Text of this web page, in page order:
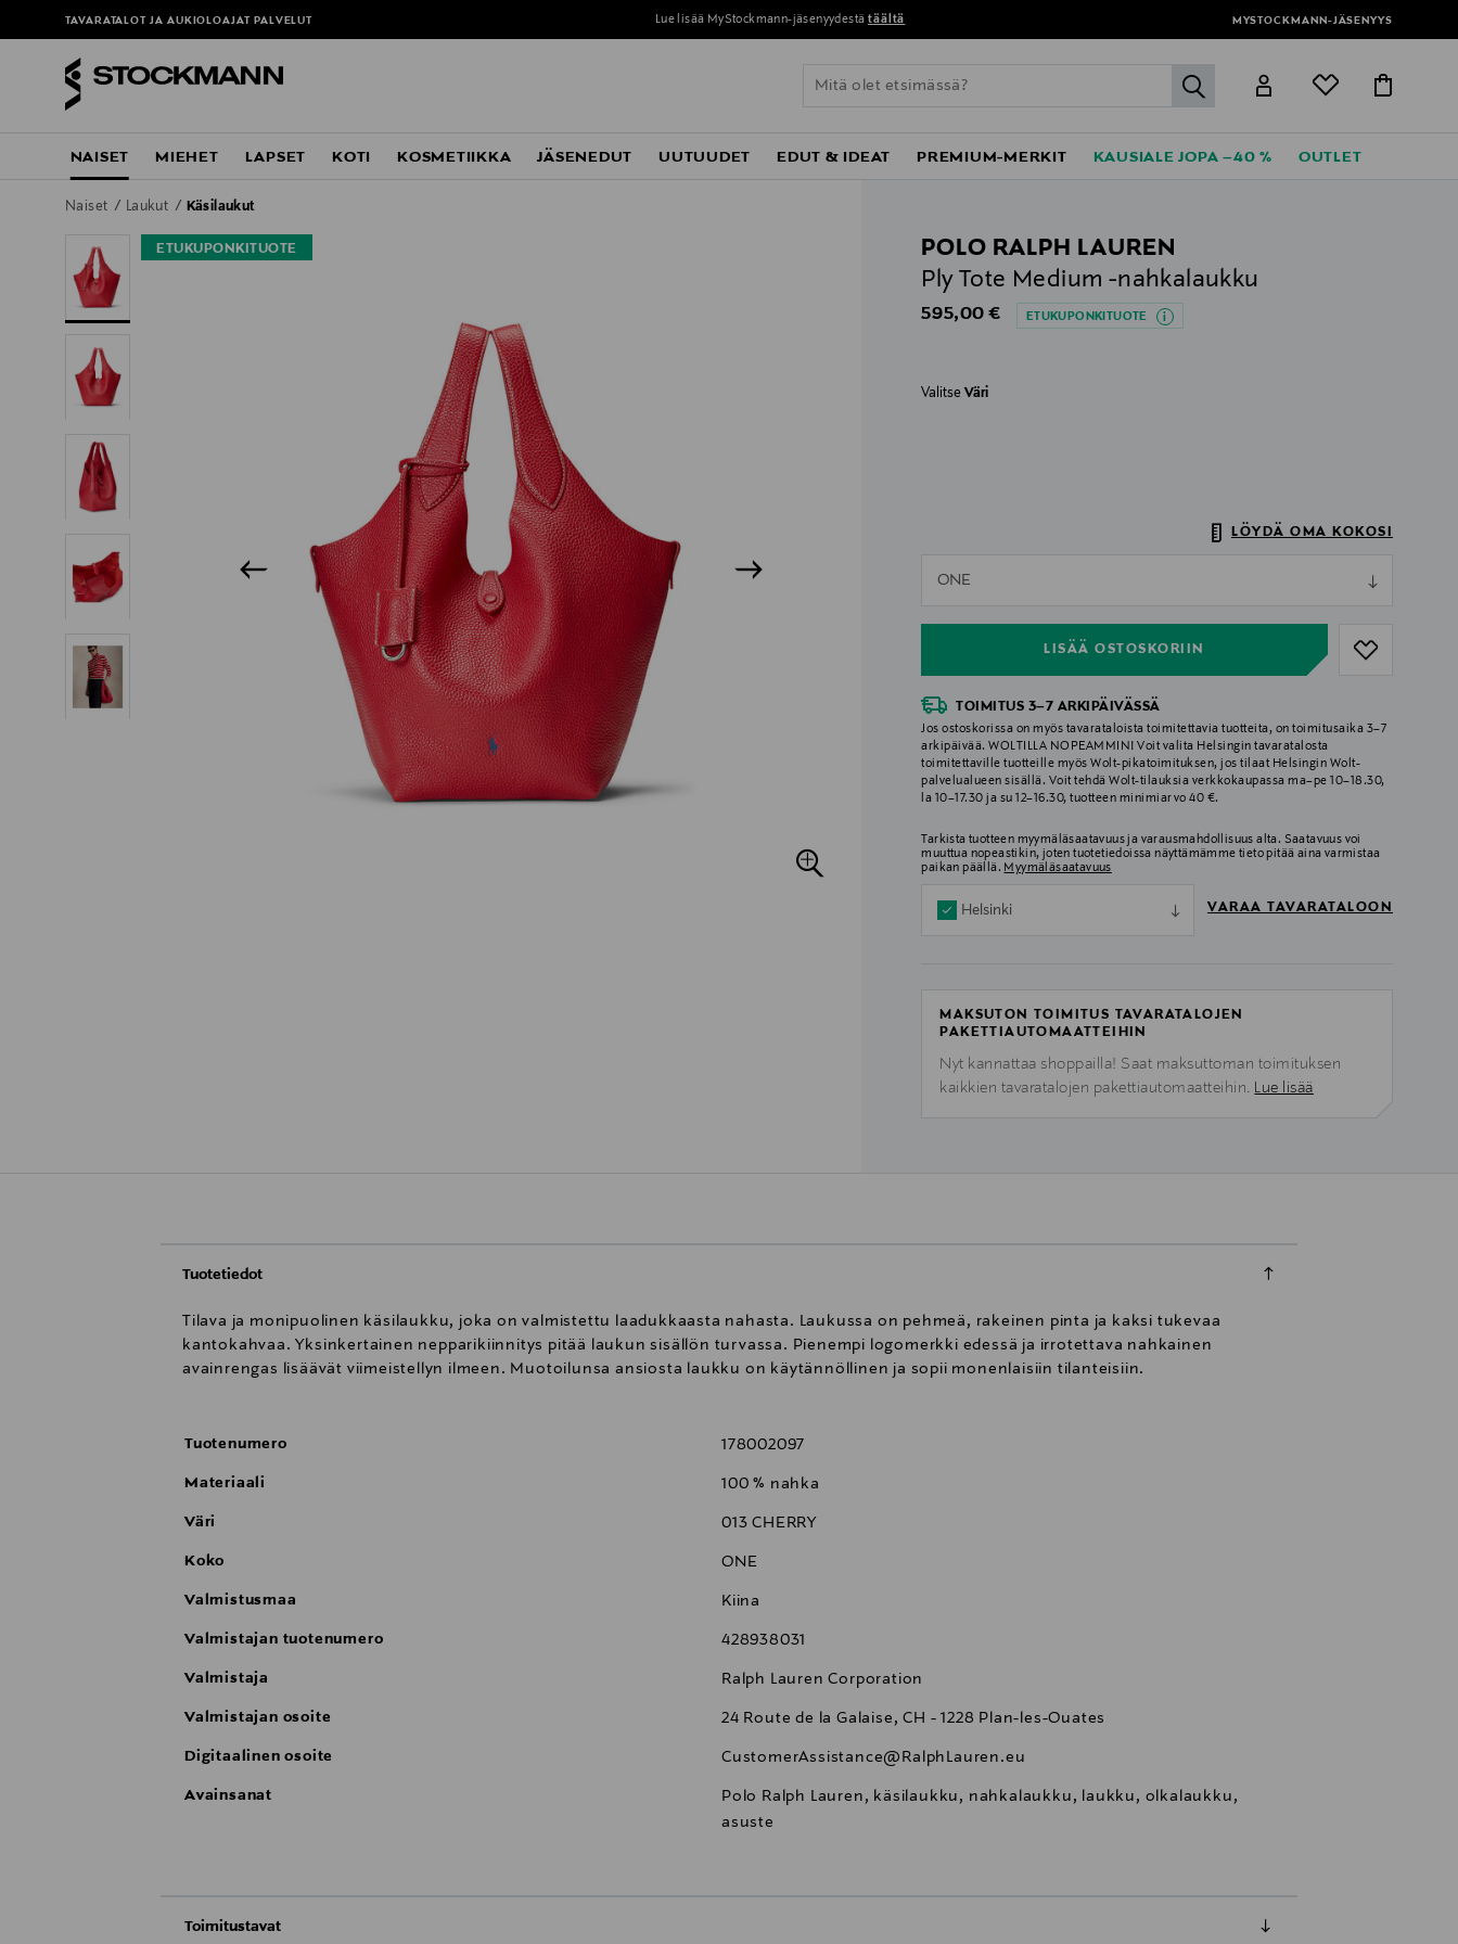
TAVARATALOT JA AUKIOLOAJAT PALVELUT Lue lisää MyStockmann-jäsenyydestä täältä MYSTOCKMANN-JÄSENYYS
label.header.go
NAISET MIEHET LAPSET KOTI KOSMETIIKKA JÄSENEDUT UUTUUDET EDUT & IDEAT PREMIUM-MERKIT KAUSIALE JOPA –40 % OUTLET
Naiset Laukut Käsilaukut
ETUKUPONKITUOTE
POLO RALPH LAUREN
Ply Tote Medium -nahkalaukku
Original Price
595,00 € ETUKUPONKITUOTE
ValitseVäri
LÖYDÄ OMA KOKOSI
ONE
LISÄÄ OSTOSKORIIN
null
TOIMITUS 3–7 ARKIPÄIVÄSSÄ
Jos ostoskorissa on myös tavarataloista toimitettavia tuotteita, on toimitusaika 3–7
arkipäivää. WOLTILLA NOPEAMMIN! Voit valita Helsingin tavaratalosta
toimitettaville tuotteille myös Wolt-pikatoimituksen, jos tilaat Helsingin Wolt-
palvelualueen sisällä. Voit tehdä Wolt-tilauksia verkkokaupassa ma–pe 10–18.30,
la 10–17.30 ja su 12–16.30, tuotteen minimiarvo 40 €.
Tarkista tuotteen myymäläsaatavuus ja varausmahdollisuus alta. Saatavuus voi
muuttua nopeastikin, joten tuotetiedoissa näyttämämme tieto pitää aina varmistaa
paikan päällä. Myymäläsaatavuus
Helsinki VARAA TAVARATALOON
MAKSUTON TOIMITUS TAVARATALOJEN
PAKETTIAUTOMAATTEIHIN
Nyt kannattaa shoppailla! Saat maksuttoman toimituksen
kaikkien tavaratalojen pakettiautomaatteihin. Lue lisää
Tuotetiedot
Tilava ja monipuolinen käsilaukku, joka on valmistettu laadukkaasta nahasta. Laukussa on pehmeä, rakeinen pinta ja kaksi tukevaa
kantokahvaa. Yksinkertainen nepparikiinnitys pitää laukun sisällön turvassa. Pienempi logomerkki edessä ja irrotettava nahkainen
avainrengas lisäävät viimeistellyn ilmeen. Muotoilunsa ansiosta laukku on käytännöllinen ja sopii monenlaisiin tilanteisiin.
Tuotenumero 178002097
Materiaali 100 % nahka
Väri 013 CHERRY
Koko ONE
Valmistusmaa Kiina
Valmistajan tuotenumero 428938031
Valmistaja Ralph Lauren Corporation
Valmistajan osoite 24 Route de la Galaise, CH - 1228 Plan-les-Ouates
Digitaalinen osoite CustomerAssistance@RalphLauren.eu
Avainsanat
Polo Ralph Lauren, käsilaukku, nahkalaukku, laukku, olkalaukku,
asuste
Toimitustavat